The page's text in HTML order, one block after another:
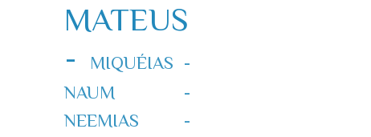
MATEUS
-
MIQUÉIAS -
NAUM -
NEEMIAS -